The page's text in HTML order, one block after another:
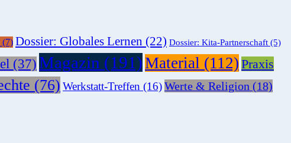
(7) Dossier: Globales Lernen (22) Dossier: Kita-Partnerschaft (5)
(37) Magazin (191)Material (112) Praxis
(76) Werkstatt-Treffen (16)Werte & Religion (18)